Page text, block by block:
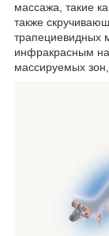
массажа, такие
также
трапециевидных
инфракрасным
массируемых